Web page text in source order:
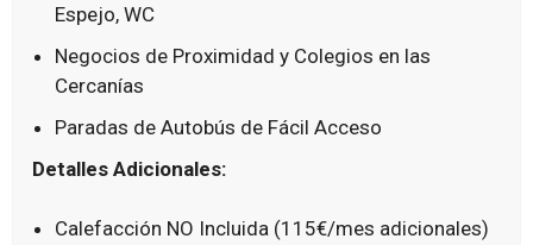
Espejo, WC
Negocios de Proximidad y Colegios en las
Cercanías
Paradas de Autobús de Fácil Acceso
Detalles Adicionales:
Calefacción NO Incluida (115€/mes adicionales)